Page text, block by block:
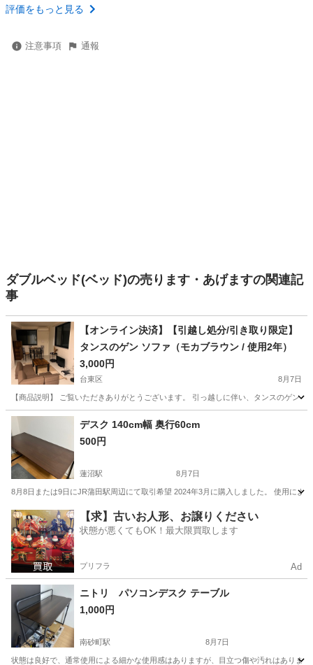
評価をもっと見る
注意事項 通報
ダブルベッド(ベッド)の売ります・あげますの関連記
事
【オンライン決済】【引越し処分/引き取り限定】
タンスのゲン ソファ（モカブラウン / 使用2年）
3,000円
台東区 8月7日
【商品説明】 ご覧いただきありがとうございます。 引っ越しに伴い、タンスのゲン
東京 台東区 ソファ
デスク 140cm幅 奥行60cm
500円
蓮沼駅 8月7日
8月8日または9日にJR蒲田駅周辺にて取引希望 2024年3月に購入しました。 使用に
東京 大田区 蓮沼駅 テーブル デスク
【求】古いお人形、お譲りください
状態が悪くてもOK！最大限買取します
プリフラ Ad
ニトリ パソコンデスク テーブル
1,000円
南砂町駅 8月7日
状態は良好で、通常使用による細かな使用感はありますが、目立つ傷や汚れはありま